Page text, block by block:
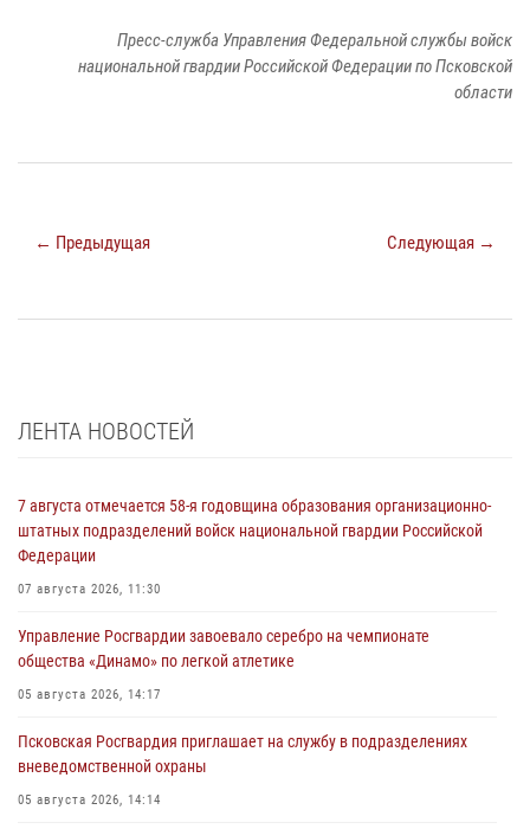
Пресс-служба Управления Федеральной службы войск
национальной гвардии Российской Федерации по Псковской
области
← Предыдущая Следующая →
ЛЕНТА НОВОСТЕЙ
7 августа отмечается 58-я годовщина образования организационно-
штатных подразделений войск национальной гвардии Российской
Федерации
07 августа 2026, 11:30
Управление Росгвардии завоевало серебро на чемпионате
общества «Динамо» по легкой атлетике
05 августа 2026, 14:17
Псковская Росгвардия приглашает на службу в подразделениях
вневедомственной охраны
05 августа 2026, 14:14